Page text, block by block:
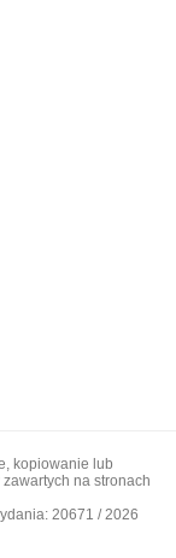
kopiowanie lub
na stronach
20671 / 2026